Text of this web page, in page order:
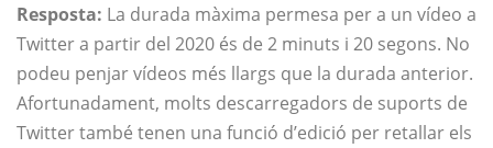
Resposta: La durada màxima permesa per a un vídeo a
Twitter a partir del 2020 és de 2 minuts i 20 segons. No
podeu penjar vídeos més llargs que la durada anterior.
Afortunadament, molts descarregadors de suports de
Twitter també tenen una funció d’edició per retallar els